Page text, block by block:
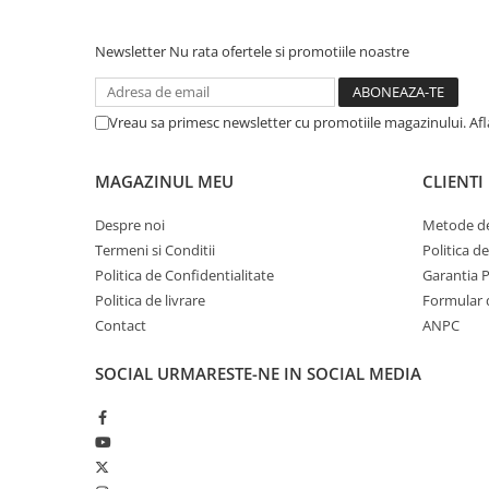
Rezervoare stationare supraterane
Rezervoare stationare subterane
Rezervoare fertilizanti
Newsletter Nu rata ofertele si promotiile noastre
Vreau sa primesc newsletter cu promotiile magazinului.
MAGAZINUL MEU
Despre noi
Termeni si Conditii
Politica de Confidentialitate
Politica de livrare
Contact
CLIENTI
Metode
Politica
Garantia
Formular
ANPC
SOCIAL URMARESTE-NE IN SOCIAL MEDIA